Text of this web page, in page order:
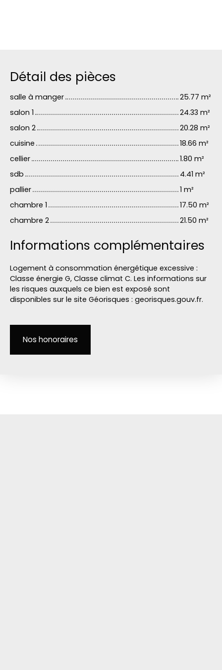
Détail des pièces
salle à manger
25.77 m²
salon 1
24.33 m²
salon 2
20.28 m²
cuisine
18.66 m²
cellier
1.80 m²
sdb
4.41 m²
pallier
1 m²
chambre 1
17.50 m²
chambre 2
21.50 m²
Informations complémentaires
Logement à consommation énergétique excessive :
Classe énergie G, Classe climat C. Les informations sur
les risques auxquels ce bien est exposé sont
disponibles sur le site Géorisques : georisques.gouv.fr.
Nos honoraires